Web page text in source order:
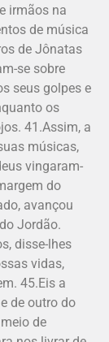
irmãos na
de música
de Jônatas
se sobre
seus golpes e
os
41.As­sim, a
músicas,
vingaram-
do
avançou
Jordão.
disse-lhes
vidas,
45.Eis a
de outro do
de